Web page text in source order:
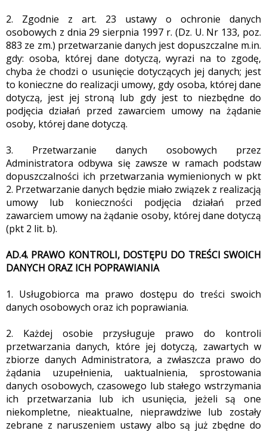
2. Zgodnie z art. 23 ustawy o ochronie danych
osobowych z dnia 29 sierpnia 1997 r. (Dz. U. Nr 133, poz.
883 ze zm.) przetwarzanie danych jest dopuszczalne m.in.
gdy: osoba, której dane dotyczą, wyrazi na to zgodę,
chyba że chodzi o usunięcie dotyczących jej danych; jest
to konieczne do realizacji umowy, gdy osoba, której dane
dotyczą, jest jej stroną lub gdy jest to niezbędne do
podjęcia działań przed zawarciem umowy na żądanie
osoby, której dane dotyczą.
3. Przetwarzanie danych osobowych przez
Administratora odbywa się zawsze w ramach podstaw
dopuszczalności ich przetwarzania wymienionych w pkt
2. Przetwarzanie danych będzie miało związek z realizacją
umowy lub konieczności podjęcia działań przed
zawarciem umowy na żądanie osoby, której dane dotyczą
(pkt 2 lit. b).
AD.4. PRAWO KONTROLI, DOSTĘPU DO TREŚCI SWOICH
DANYCH ORAZ ICH POPRAWIANIA
1. Usługobiorca ma prawo dostępu do treści swoich
danych osobowych oraz ich poprawiania.
2. Każdej osobie przysługuje prawo do kontroli
przetwarzania danych, które jej dotyczą, zawartych w
zbiorze danych Administratora, a zwłaszcza prawo do
żądania uzupełnienia, uaktualnienia, sprostowania
danych osobowych, czasowego lub stałego wstrzymania
ich przetwarzania lub ich usunięcia, jeżeli są one
niekompletne, nieaktualne, nieprawdziwe lub zostały
zebrane z naruszeniem ustawy albo są już zbędne do